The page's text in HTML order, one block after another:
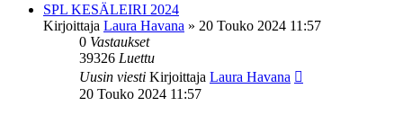
SPL KESÄLEIRI 2024
Kirjoittaja Laura Havana » 20 Touko 2024 11:57
0 Vastaukset
39326 Luettu
Uusin viesti Kirjoittaja Laura Havana
20 Touko 2024 11:57